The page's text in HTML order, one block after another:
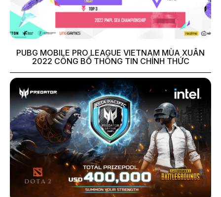
PUBG MOBILE PRO LEAGUE VIETNAM MÙA XUÂN
2022 CÔNG BỐ THÔNG TIN CHÍNH THỨC